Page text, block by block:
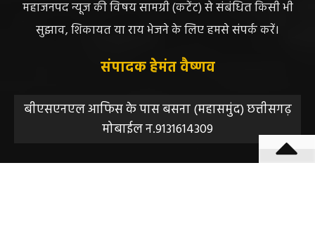
बीएसएनएल आफिस के पास बसना (महासमुंद) छत्तीसगढ़
मोबाईल न.9131614309